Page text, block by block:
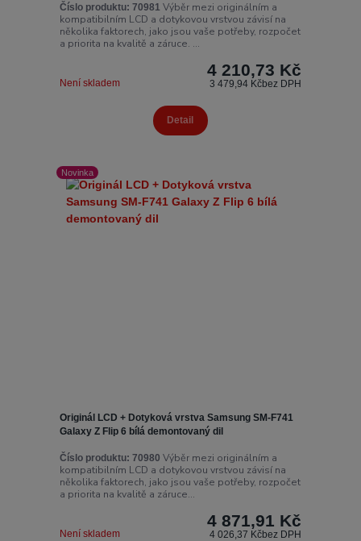
Číslo produktu: 70981Výběr mezi originálním a
kompatibilním LCD a dotykovou vrstvou závisí na
několika faktorech, jako jsou vaše potřeby, rozpočet
a priorita na kvalitě a záruce. ...
4 210,73 Kč
3 479,94 Kčbez DPH
Není skladem
Detail
Novinka
Originál LCD + Dotyková vrstva Samsung SM-F741
Galaxy Z Flip 6 bílá demontovaný dil
Číslo produktu: 70980 Výběr mezi originálním a
kompatibilním LCD a dotykovou vrstvou závisí na
několika faktorech, jako jsou vaše potřeby, rozpočet
a priorita na kvalitě a záruce...
4 871,91 Kč
4 026,37 Kčbez DPH
Není skladem